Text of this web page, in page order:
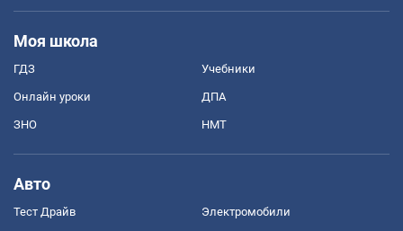
Моя школа
ГДЗ Учебники
Онлайн уроки ДПА
ЗНО НМТ
Авто
Тест Драйв Электромобили